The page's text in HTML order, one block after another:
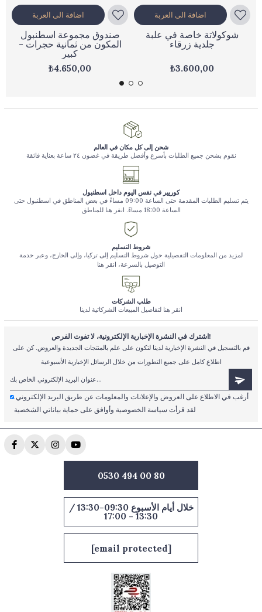
صندوق مجموعة اسطنبول
المكون من ثمانية حجرات -
كبير
₺4.650,00
اضافة الى العربة
شوكولاتة خاصة في علبة
جلدية زرقاء
₺3.600,00
اضافة الى العربة
شحن إلى كل مكان في العالم
نقوم بشحن جميع الطلبات بأسرع وأفضل طريقة في غضون ٢٤ ساعة بعناية فائقة
كوريير في نفس اليوم داخل اسطنبول
يتم تسليم الطلبات المقدمة حتى الساعة 09:00 مساءً في بعض المناطق في اسطنبول حتى
الساعة 18:00 مساءً. انقر هنا للمناطق
شروط التسليم
لمزيد من المعلومات التفصيلية حول شروط التسليم إلى تركيا، وإلى الخارج، وعبر خدمة
التوصيل بالسرعة، انقر هنا
طلب الشركات
انقر هنا لتفاصيل المبيعات الشركاتية لدينا
اشترك في النشرة الإخبارية الإلكترونية، لا تفوت الفرص!
قم بالتسجيل في النشرة الإخبارية لدينا لتكون على علم بالمنتجات الجديدة والعروض. كن على
اطلاع كامل على جميع التطورات من خلال الرسائل الإخبارية الأسبوعية
أرغب في الاطلاع على العروض والإعلانات والمعلومات عن طريق البريد الإلكتروني.
لقد قرأت سياسة الخصوصية وأوافق على حماية بياناتي الشخصية
0530 494 00 80
خلال أيام الأسبوع 09:30-13:30 /
13:30 - 17:00
[email protected]